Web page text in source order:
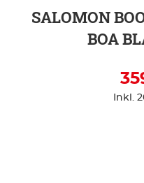
SALOMON
BOA
Inkl.